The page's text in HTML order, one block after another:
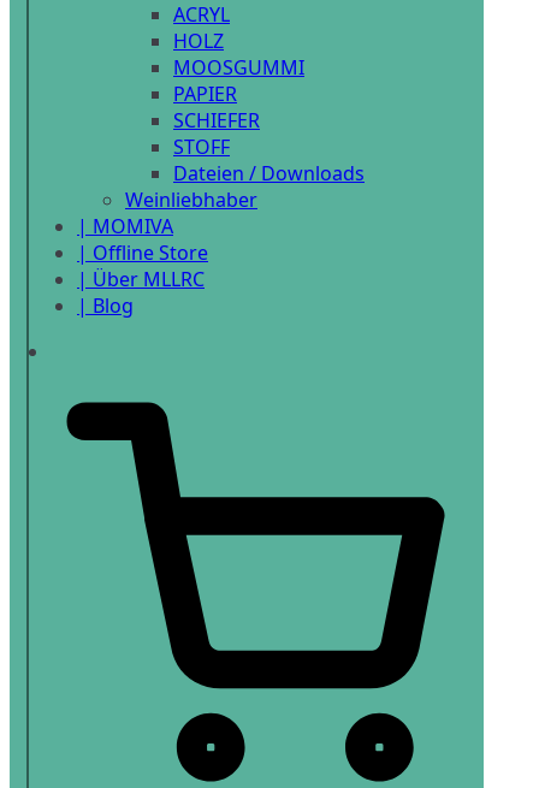
ACRYL
HOLZ
MOOSGUMMI
PAPIER
SCHIEFER
STOFF
Dateien / Downloads
Weinliebhaber
| MOMIVA
| Offline Store
| Über MLLRC
| Blog